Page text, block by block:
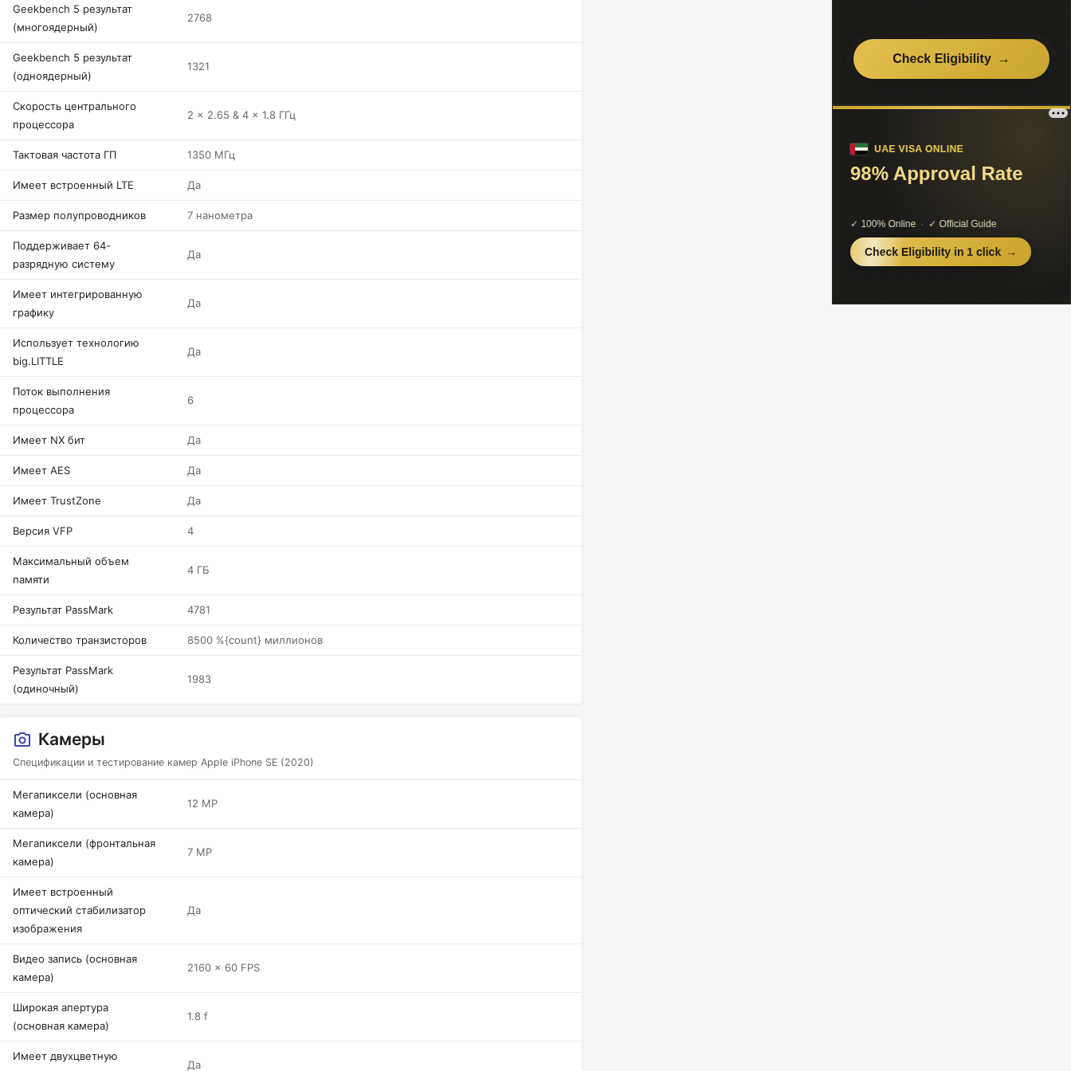
Geekbench 5 результат
(многоядерный)
2768
Geekbench 5 результат
(одноядерный)
1321
Скорость центрального
процессора
2 x 2.65 & 4 x 1.8 ГГц
Тактовая частота ГП 1350 МГц
Имеет встроенный LTE Да
Размер полупроводников 7 нанометра
Поддерживает 64-
разрядную систему
Да
Имеет интегрированную
графику
Да
Использует технологию
big.LITTLE
Да
Поток выполнения
процессора
6
Имеет NX бит Да
Имеет AES Да
Имеет TrustZone Да
Версия VFP 4
Максимальный объем
памяти
4 ГБ
Результат PassMark 4781
Количество транзисторов 8500 %{count} миллионов
Результат PassMark
(одиночный)
1983
Камеры
Спецификации и тестирование камер Apple iPhone SE (2020)
Мегапиксели (основная
камера)
12 MP
Мегапиксели (фронтальная
камера)
7 MP
Имеет встроенный
оптический стабилизатор
изображения
Да
Видео запись (основная
камера)
2160 x 60 FPS
Широкая апертура
(основная камера)
1.8 f
Имеет двухцветную
Да